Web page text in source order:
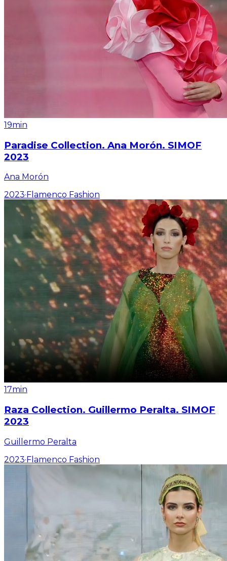
19min
Paradise Collection. Ana Morón. SIMOF
2023
Ana Morón
2023· Flamenco Fashion
17min
Raza Collection. Guillermo Peralta. SIMOF
2023
Guillermo Peralta
2023·Flamenco Fashion